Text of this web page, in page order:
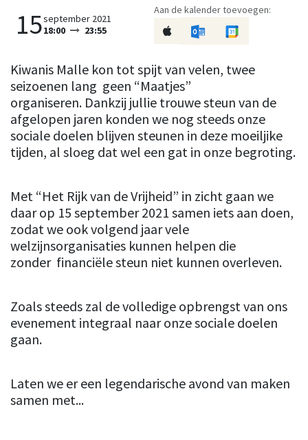
15september 2021
18:00
23:55
Aan de kalender toevoegen:
Kiwanis Malle kon tot spijt van velen, twee
seizoenen lang geen “Maatjes”
organiseren. Dankzij jullie trouwe steun van de
afgelopen jaren konden we nog steeds onze
sociale doelen blijven steunen in deze moeiljike
tijden, al sloeg dat wel een gat in onze begroting.
Met “Het Rijk van de Vrijheid” in zicht gaan we
daar op 15 september 2021 samen iets aan doen,
zodat we ook volgend jaar vele
welzijnsorganisaties kunnen helpen die
zonder financiële steun niet kunnen overleven.
Zoals steeds zal de volledige opbrengst van ons
evenement integraal naar onze sociale doelen
gaan.
Laten we er een legendarische avond van maken
samen met...